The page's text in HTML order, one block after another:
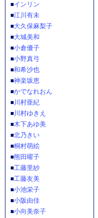
■インリン
■江川有未
■大久保麻梨子
■大城美和
■小倉優子
■小野真弓
■和希沙也
■神楽坂恵
■かでなれおん
■川村亜紀
■川村ゆきえ
■木下あゆ美
■北乃きい
■桐村萌絵
■熊田曜子
■工藤里紗
■工藤友美
■小池栄子
■小阪由佳
■小向美奈子